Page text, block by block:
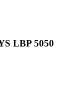
LBP 5050